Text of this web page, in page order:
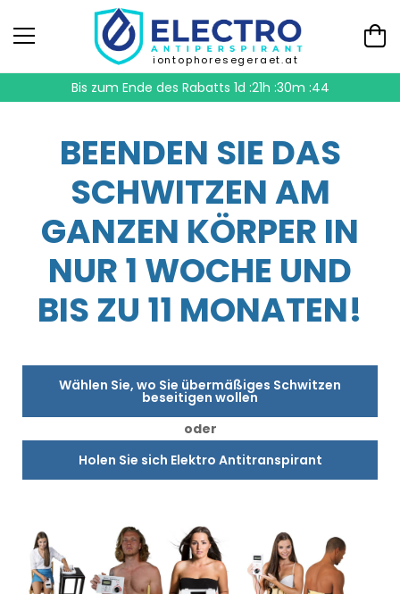
iontophoresegeraet.at
Bis zum Ende des Rabatts1d :21h :30m :43
BEENDEN SIE DAS
SCHWITZEN AM
GANZEN KÖRPER IN
NUR 1 WOCHE UND
BIS ZU 11 MONATEN!
Wählen Sie, wo Sie übermäßiges Schwitzen
beseitigen wollen
oder
Holen Sie sich Elektro Antitranspirant